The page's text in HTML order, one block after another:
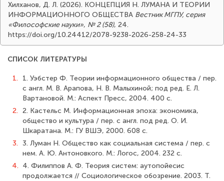
Хилханов, Д. Л. (2026). КОНЦЕПЦИЯ Н. ЛУМАНА И ТЕОРИИ
ИНФОРМАЦИОННОГО ОБЩЕСТВА Вестник МГПУ, серия
«Философские науки», № 2 (58), 24.
https://doi.org/10.24412/2078-9238-2026-258-24-33
СПИСОК ЛИТЕРАТУРЫ
1.
1. Уэбстер Ф. Теории информационного общества / пер.
с англ. М. В. Арапова, Н. В. Малыхиной; под ред. Е. Л.
Вартановой. М.: Аспект Пресс, 2004. 400 с.
2. 2. Кастельс М. Информационная эпоха: экономика,
общество и культура / пер. с англ. под ред. О. И.
Шкаратана. М.: ГУ ВШЭ, 2000. 608 с.
3. 3. Луман Н. Общество как социальная система / пер. с
нем. А. Ю. Антоновкого. М.: Логос, 2004. 232 с.
4. 4. Филиппов А. Ф. Теория систем: аутопойесис
продолжается // Социологическое обозрение. 2003. Т.